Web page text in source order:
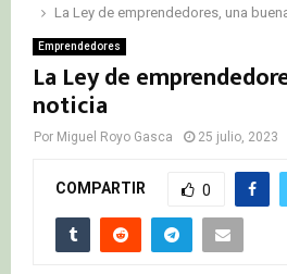
La Ley de emprendedores, una
Emprendedores
La Ley de
noticia
Por Miguel Royo Gasca 25 julio, 2023
COMPARTIR 0